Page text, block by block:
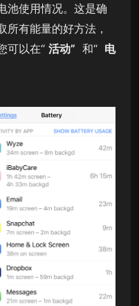
池使用情况。这是确
所有能量的好方法，
可以在“ 活动” 和“ 电